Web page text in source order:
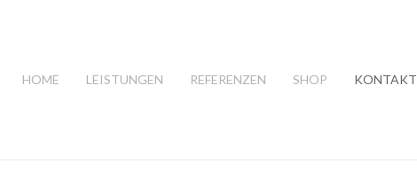
HOME LEISTUNGEN REFERENZEN SHOP KONTAKT